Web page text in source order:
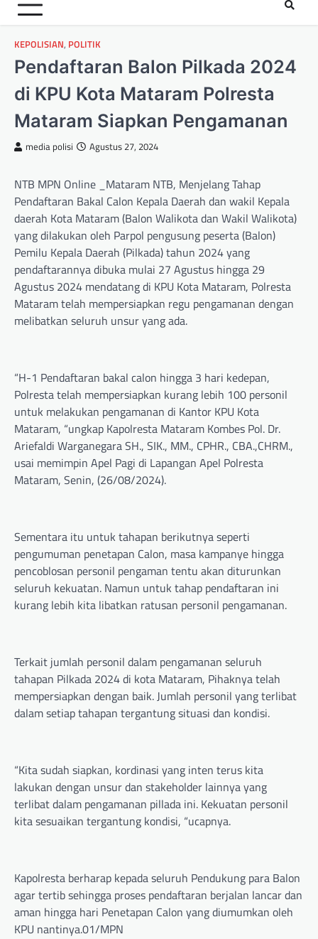
KEPOLISIAN, POLITIK
Pendaftaran Balon Pilkada 2024
di KPU Kota Mataram Polresta
Mataram Siapkan Pengamanan
media polisi Agustus 27, 2024
NTB MPN Online _Mataram NTB, Menjelang Tahap
Pendaftaran Bakal Calon Kepala Daerah dan wakil Kepala
daerah Kota Mataram (Balon Walikota dan Wakil Walikota)
yang dilakukan oleh Parpol pengusung peserta (Balon)
Pemilu Kepala Daerah (Pilkada) tahun 2024 yang
pendaftarannya dibuka mulai 27 Agustus hingga 29
Agustus 2024 mendatang di KPU Kota Mataram, Polresta
Mataram telah mempersiapkan regu pengamanan dengan
melibatkan seluruh unsur yang ada.
“H-1 Pendaftaran bakal calon hingga 3 hari kedepan,
Polresta telah mempersiapkan kurang lebih 100 personil
untuk melakukan pengamanan di Kantor KPU Kota
Mataram, “ungkap Kapolresta Mataram Kombes Pol. Dr.
Ariefaldi Warganegara SH., SIK., MM., CPHR., CBA.,CHRM.,
usai memimpin Apel Pagi di Lapangan Apel Polresta
Mataram, Senin, (26/08/2024).
Sementara itu untuk tahapan berikutnya seperti
pengumuman penetapan Calon, masa kampanye hingga
pencoblosan personil pengaman tentu akan diturunkan
seluruh kekuatan. Namun untuk tahap pendaftaran ini
kurang lebih kita libatkan ratusan personil pengamanan.
Terkait jumlah personil dalam pengamanan seluruh
tahapan Pilkada 2024 di kota Mataram, Pihaknya telah
mempersiapkan dengan baik. Jumlah personil yang terlibat
dalam setiap tahapan tergantung situasi dan kondisi.
“Kita sudah siapkan, kordinasi yang inten terus kita
lakukan dengan unsur dan stakeholder lainnya yang
terlibat dalam pengamanan pillada ini. Kekuatan personil
kita sesuaikan tergantung kondisi, “ucapnya.
Kapolresta berharap kepada seluruh Pendukung para Balon
agar tertib sehingga proses pendaftaran berjalan lancar dan
aman hingga hari Penetapan Calon yang diumumkan oleh
KPU nantinya.01/MPN